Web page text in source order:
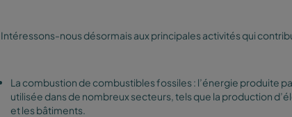
Intéressons-nous désormais aux principales activités qui
La combustion de combustibles fossiles : l’énergie produite
utilisée dans de nombreux secteurs, tels que la production
et les bâtiments.